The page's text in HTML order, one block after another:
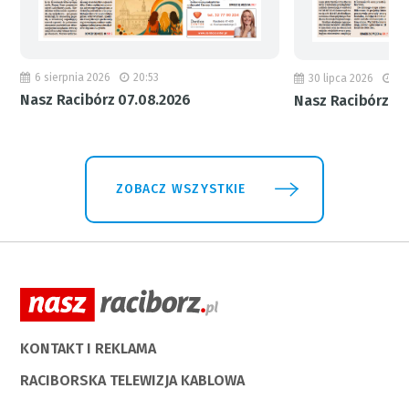
6 sierpnia 2026 20:53
Nasz Racibórz 07.08.2026
30 lipca 2026
Nasz Racibórz
ZOBACZ WSZYSTKIE
KONTAKT I REKLAMA
RACIBORSKA TELEWIZJA KABLOWA